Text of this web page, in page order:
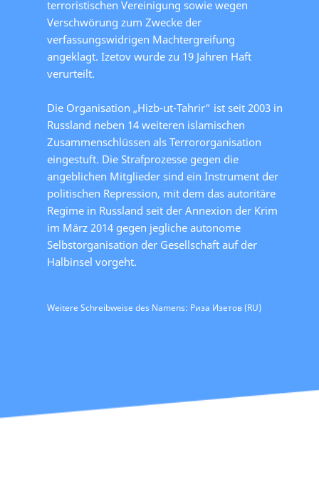
terroristischen Vereinigung sowie wegen
Verschwörung zum Zwecke der
verfassungswidrigen Machtergreifung
angeklagt. Izetov wurde zu 19 Jahren Haft
verurteilt.
Die Organisation „Hizb-ut-Tahrir“ ist seit 2003 in
Russland neben 14 weiteren islamischen
Zusammenschlüssen als Terrororganisation
eingestuft. Die Strafprozesse gegen die
angeblichen Mitglieder sind ein Instrument der
politischen Repression, mit dem das autoritäre
Regime in Russland seit der Annexion der Krim
im März 2014 gegen jegliche autonome
Selbstorganisation der Gesellschaft auf der
Halbinsel vorgeht.
Weitere Schreibweise des Namens: Риза Изетов (RU)